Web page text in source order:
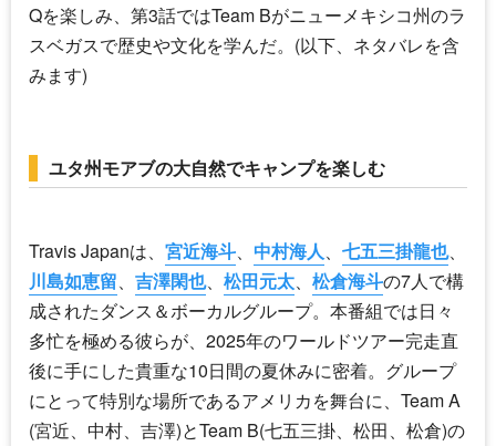
Qを楽しみ、第3話ではTeam Bがニューメキシコ州のラ
スベガスで歴史や文化を学んだ。(以下、ネタバレを含
みます)
ユタ州モアブの大自然でキャンプを楽しむ
Travis Japanは、 宮近海斗、 中村海人、 七五三掛龍也、
川島如恵留、 吉澤閑也、 松田元太、 松倉海斗の7人で構
成されたダンス＆ボーカルグループ。本番組では日々
多忙を極める彼らが、2025年のワールドツアー完走直
後に手にした貴重な10日間の夏休みに密着。グループ
にとって特別な場所であるアメリカを舞台に、Team A
(宮近、中村、吉澤)とTeam B(七五三掛、松田、松倉)の